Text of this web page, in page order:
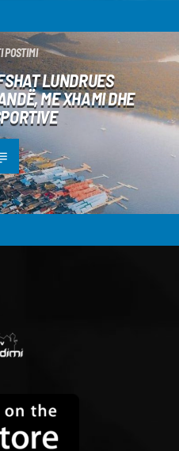
POSTIMI
LUNDRUES
ME XHAMI DHE